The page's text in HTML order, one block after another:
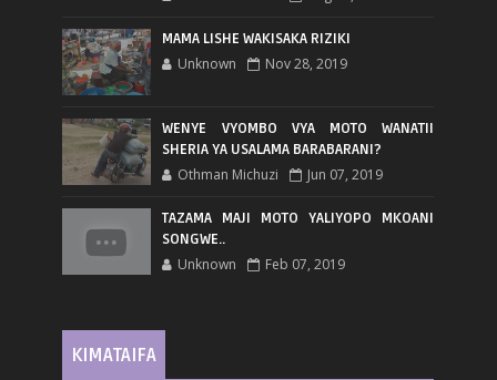
MAMA LISHE WAKISAKA RIZIKI
Unknown Nov 28, 2019
WENYE VYOMBO VYA MOTO WANATII
SHERIA YA USALAMA BARABARANI?
Othman Michuzi Jun 07, 2019
TAZAMA MAJI MOTO YALIYOPO MKOANI
SONGWE..
Unknown Feb 07, 2019
KIMATAIFA